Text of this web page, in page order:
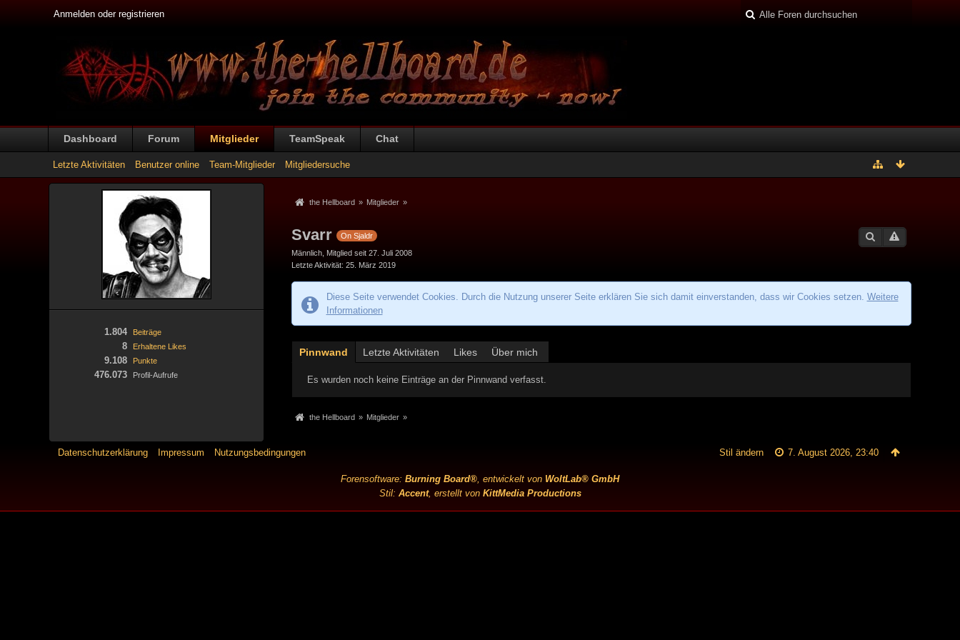
Anmelden oder registrieren
Dashboard Forum Mitglieder TeamSpeak Chat
Letzte Aktivitäten Benutzer online Team-Mitglieder Mitgliedersuche
Beiträge
1.804
Erhaltene Likes
8
Punkte
9.108
Profil-Aufrufe
476.073
the Hellboard » Mitglieder »
Svarr
On Sjaldr
Männlich
Mitglied seit 27. Juli 2008
Letzte Aktivität 25. März 2019
Diese Seite verwendet Cookies. Durch die Nutzung unserer Seite erklären Sie sich damit einverstanden, dass wir Cookies setzen. Weitere
Informationen
Pinnwand Letzte Aktivitäten Likes Über mich
Es wurden noch keine Einträge an der Pinnwand verfasst.
the Hellboard » Mitglieder »
Datenschutzerklärung Impressum Nutzungsbedingungen 7. August 2026, 23:40
Stil ändern
Forensoftware: Burning Board®, entwickelt von WoltLab® GmbH
Stil: Accent, erstellt von KittMedia Productions